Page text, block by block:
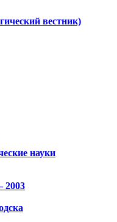
вестник)
науки
2003